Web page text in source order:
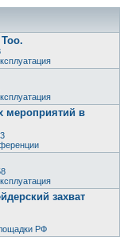
мероприятий в
захват
РФ